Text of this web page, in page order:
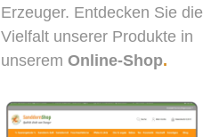
Erzeuger. Entdecken Sie die
Vielfalt unserer Produkte in
unserem Online-Shop.